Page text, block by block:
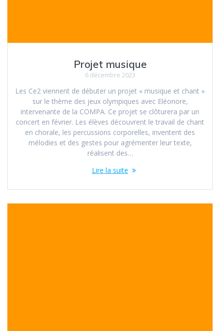
Projet musique
6 décembre 2023
Les Ce2 viennent de débuter un projet « musique et chant »
sur le thème des jeux olympiques avec Eléonore,
intervenante de la COMPA. Ce projet se clôturera par un
concert en février. Les élèves découvrent le travail de chant
en chorale, les percussions corporelles, inventent des
mélodies et des gestes pour agrémenter leur texte,
réalisent des…
Lire la suite